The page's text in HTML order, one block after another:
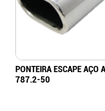
PONTEIRA ESCAPE AÇO
787.2-50